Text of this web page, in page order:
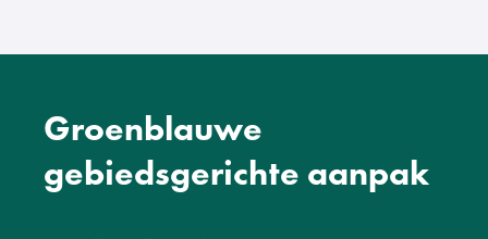
Groenblauwe
gebiedsgerichte aanpak